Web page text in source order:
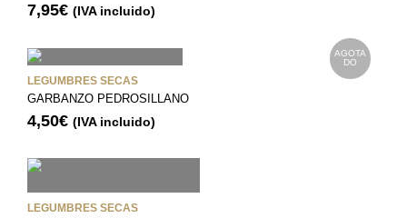
7,95€ (IVA incluido)
AGOTA
DO
LEGUMBRES SECAS
GARBANZO PEDROSILLANO
4,50€ (IVA incluido)
LEGUMBRES SECAS